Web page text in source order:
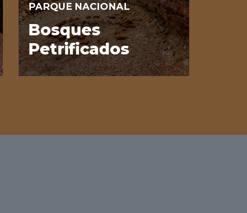
PARQUE NACIONAL
Bosques
Petrificados